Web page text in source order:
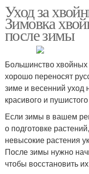
Уход за
Зимовка
после зимы
​Большинство
хорошо переносят
зиме и весенний уход
красивого и
Если зимы в вашем
о подготовке
невысокие растения
После зимы нужно
чтобы восстановить